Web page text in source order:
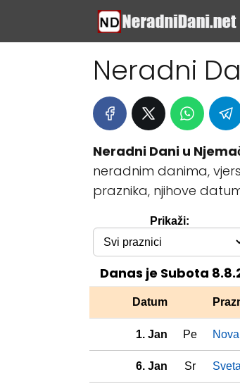
Neradni
Neradni Dani u
neradnim danima,
praznika, njihove
Prikaži:
Danas je Subota
Datum
1. Jan Pe
6. Jan Sr